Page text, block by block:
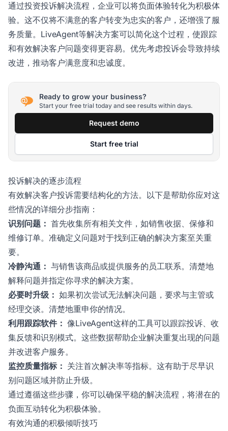
通过投资投诉解决流程，企业可以将负面体验转化为积极体
验。这不仅将不满意的客户转变为忠实的客户，还增强了服
务质量。LiveAgent等解决方案可以简化这个过程，使跟踪
和有效解决客户问题变得更容易。优先考虑投诉会导致持续
改进，推动客户满意度和忠诚度。
Ready to grow your business?
Start your free trial today and see results within days.
Request demo
Start free trial
投诉解决的逐步流程
有效解决客户投诉需要结构化的方法。以下是帮助你应对这
些情况的详细分步指南：
识别问题： 首先收集所有相关文件，如销售收据、保修和
维修订单。准确定义问题对于找到正确的解决方案至关重
要。
冷静沟通： 与销售该商品或提供服务的员工联系。清楚地
解释问题并指定你寻求的解决方案。
必要时升级： 如果初次尝试无法解决问题，要求与主管或
经理交谈。清楚地重申你的情况。
利用跟踪软件： 像LiveAgent这样的工具可以跟踪投诉、收
集反馈和识别模式。这些数据帮助企业解决重复出现的问题
并改进客户服务。
监控质量指标： 关注首次解决率等指标。这有助于尽早识
别问题区域并防止升级。
通过遵循这些步骤，你可以确保平稳的解决流程，将潜在的
负面互动转化为积极体验。
有效沟通的积极倾听技巧